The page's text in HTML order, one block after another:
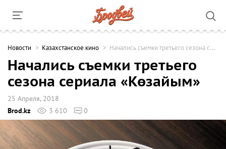
Новости Казахстанское кино Начались съемки третьего сезона сериала «Көзайым»
Начались съемки третьего
сезона сериала «Көзайым»
25 Апреля, 2018
Brod.kz
3 610 0